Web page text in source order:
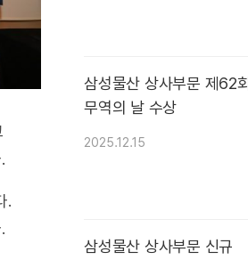
.
삼성물산 상사부문 제62회
무역의 날 수상
2025.12.15
삼성물산 상사부문 신규